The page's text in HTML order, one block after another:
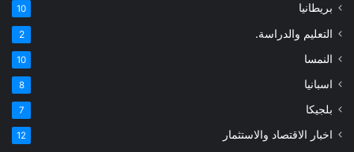
بريطانيا 10
التعليم والدراسة. 2
النمسا 10
اسبانيا 8
بلجيكا 7
اخبار الاقتصاد والاستثمار 12